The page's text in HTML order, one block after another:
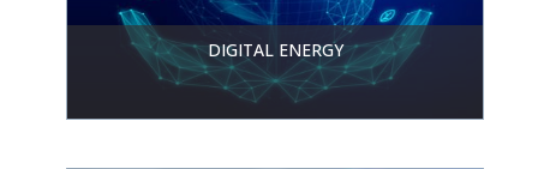
DIGITAL ENERGY